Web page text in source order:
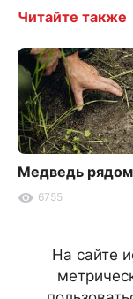
Читайте также
Медведь рядом
6755
На сайте